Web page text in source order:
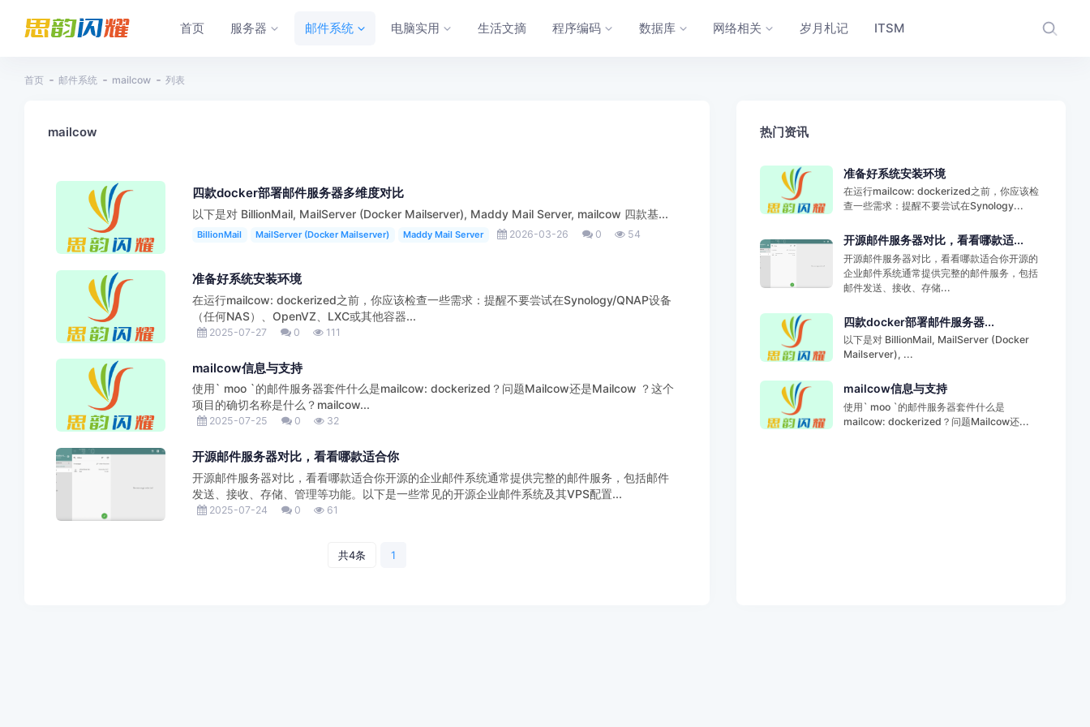
首页 服务器 邮件系统 电脑实用 生活文摘 程序编码 数据库 网络相关 岁月札记 ITSM
首页 邮件系统 mailcow 列表
mailcow
四款docker部署邮件服务器多维度对比
以下是对 BillionMail, MailServer (Docker Mailserver), Maddy Mail Server, mailcow 四款基...
BillionMail MailServer (Docker Mailserver) Maddy Mail Server 2026-03-26 0 54
准备好系统安装环境
在运行mailcow: dockerized之前，你应该检查一些需求：提醒不要尝试在Synology/QNAP设备
（任何NAS）、OpenVZ、LXC或其他容器...
2025-07-27 0 111
mailcow信息与支持
使用` moo `的邮件服务器套件什么是mailcow: dockerized？问题Mailcow还是Mailcow ？这个
项目的确切名称是什么？mailcow...
2025-07-25 0 32
开源邮件服务器对比，看看哪款适合你
开源邮件服务器对比，看看哪款适合你开源的企业邮件系统通常提供完整的邮件服务，包括邮件
发送、接收、存储、管理等功能。以下是一些常见的开源企业邮件系统及其VPS配置...
2025-07-24 0 61
共4条 1
热门资讯
准备好系统安装环境
在运行mailcow: dockerized之前，你应该检
查一些需求：提醒不要尝试在Synology...
开源邮件服务器对比，看看哪款适...
开源邮件服务器对比，看看哪款适合你开源的
企业邮件系统通常提供完整的邮件服务，包括
邮件发送、接收、存储...
四款docker部署邮件服务器...
以下是对 BillionMail, MailServer (Docker
Mailserver), ...
mailcow信息与支持
使用` moo `的邮件服务器套件什么是
mailcow: dockerized？问题Mailcow还...